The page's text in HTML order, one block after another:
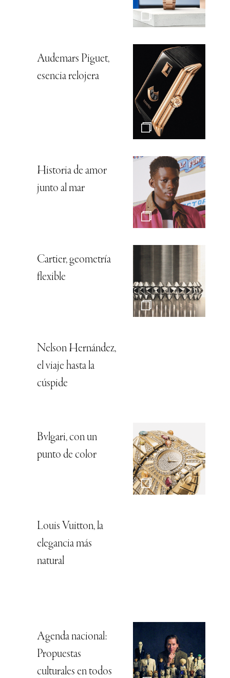
Audemars Piguet,
esencia relojera
Historia de amor
junto al mar
Cartier, geometría
flexible
Nelson Hernández,
el viaje hasta la
cúspide
Bvlgari, con un
punto de color
Louis Vuitton, la
elegancia más
natural
Agenda nacional:
Propuestas
culturales en todos